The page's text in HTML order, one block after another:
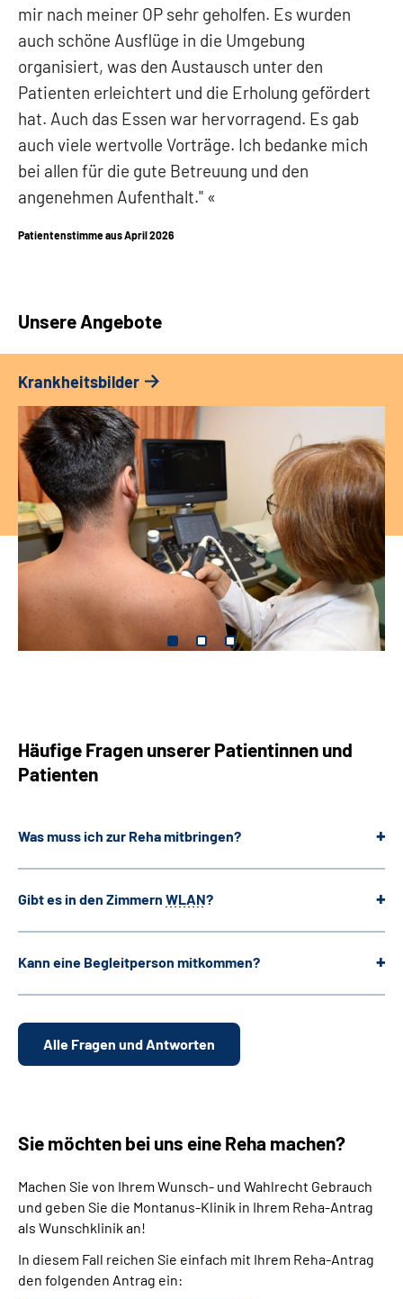
mir nach meiner OP sehr geholfen. Es wurden
auch schöne Ausflüge in die Umgebung
organisiert, was den Austausch unter den
Patienten erleichtert und die Erholung gefördert
hat. Auch das Essen war hervorragend. Es gab
auch viele wertvolle Vorträge. Ich bedanke mich
bei allen für die gute Betreuung und den
angenehmen Aufenthalt."
Patientenstimme aus April 2026
Unsere Angebote
Krankheitsbilder
Häufige Fragen unserer Patientinnen und
Patienten
Was muss ich zur Reha mitbringen?
Gibt es in den Zimmern WLAN?
Kann eine Begleitperson mitkommen?
Alle Fragen und Antworten
Sie möchten bei uns eine Reha machen?
Machen Sie von Ihrem Wunsch- und Wahlrecht Gebrauch
und geben Sie die Montanus-Klinik in Ihrem Reha-Antrag
als Wunschklinik an!
In diesem Fall reichen Sie einfach mit Ihrem Reha-Antrag
den folgenden Antrag ein: